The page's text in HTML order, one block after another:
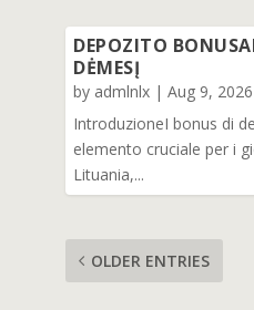
DEPOZITO
DĖMESĮ
by admlnlx |Aug 9, 2026
IntroduzioneI bonus di
elemento cruciale per i
Lituania,...
OLDER ENTRIES